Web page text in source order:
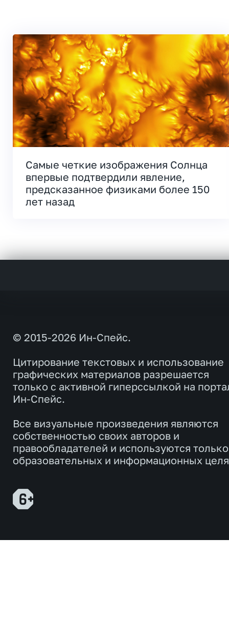
Самые четкие изображения Солнца
впервые подтвердили явление,
предсказанное физиками более 150
лет назад
© 2015-2026 Ин-Спейс.
Цитирование текстовых и использование
графических материалов разрешается
только с активной гиперссылкой на
Ин-Спейс.
Все визуальные произведения являются
собственностью своих авторов и
правообладателей и используются
образовательных и информационных